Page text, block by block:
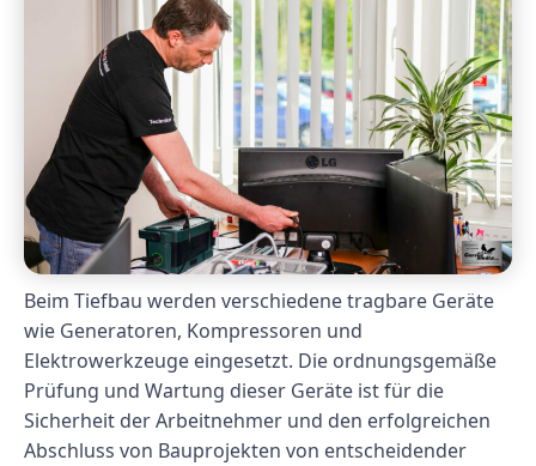
Beim Tiefbau werden verschiedene tragbare Geräte
wie Generatoren, Kompressoren und
Elektrowerkzeuge eingesetzt. Die ordnungsgemäße
Prüfung und Wartung dieser Geräte ist für die
Sicherheit der Arbeitnehmer und den erfolgreichen
Abschluss von Bauprojekten von entscheidender